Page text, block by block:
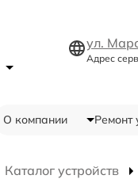
ул.
Адрес
О компании Ремонт
Каталог устройств